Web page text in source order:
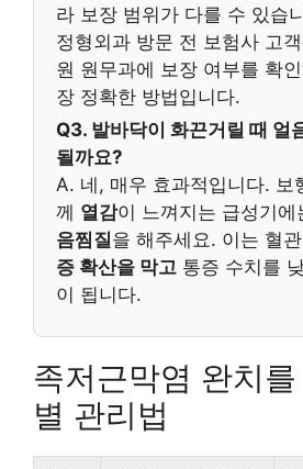
라 보장 범위가 다를 수 있습
정형외과 방문 전 보험사 고
원 원무과에 보장 여부를 확
장 정확한 방법입니다.
Q3. 발바닥이 화끈거릴 때 얼
될까요?
A. 네, 매우 효과적입니다. 보
께 열감이 느껴지는 급성기에
음찜질을 해주세요. 이는 혈
증 확산을 막고 통증 수치를
이 됩니다.
족저근막염 완치
별 관리법